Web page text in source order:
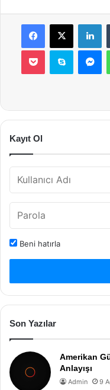
Facebook
X
Pocket Skype
Kayıt Ol
Beni hatırla
Son Yazılar
Amerikan
Anlayışı
Admin 9